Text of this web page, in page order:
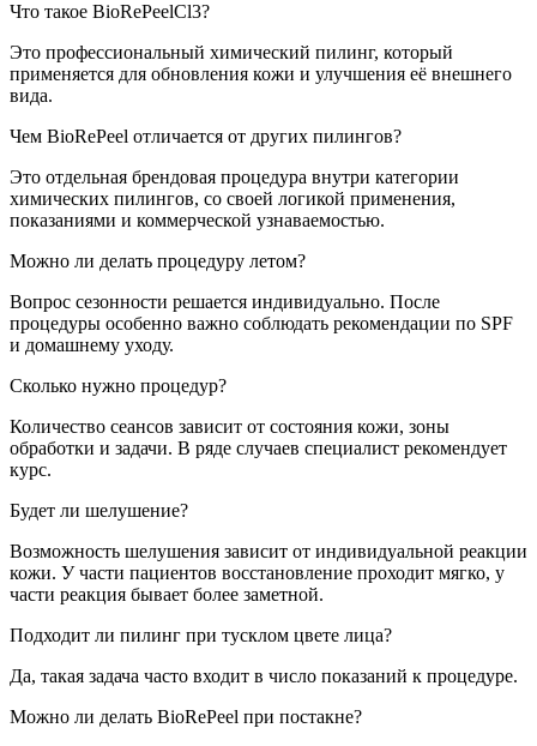
Что такое BioRePeelCl3?
Это профессиональный химический пилинг, который
применяется для обновления кожи и улучшения её внешнего
вида.
Чем BioRePeel отличается от других пилингов?
Это отдельная брендовая процедура внутри категории
химических пилингов, со своей логикой применения,
показаниями и коммерческой узнаваемостью.
Можно ли делать процедуру летом?
Вопрос сезонности решается индивидуально. После
процедуры особенно важно соблюдать рекомендации по SPF
и домашнему уходу.
Сколько нужно процедур?
Количество сеансов зависит от состояния кожи, зоны
обработки и задачи. В ряде случаев специалист рекомендует
курс.
Будет ли шелушение?
Возможность шелушения зависит от индивидуальной реакции
кожи. У части пациентов восстановление проходит мягко, у
части реакция бывает более заметной.
Подходит ли пилинг при тусклом цвете лица?
Да, такая задача часто входит в число показаний к процедуре.
Можно ли делать BioRePeel при постакне?